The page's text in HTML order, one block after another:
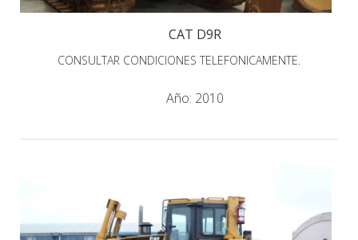
CAT D9R
CONSULTAR CONDICIONES TELEFONICAMENTE.
Año: 2010